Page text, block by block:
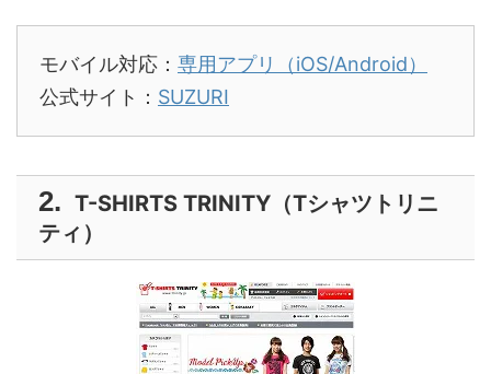
モバイル対応： 専用アプリ（iOS/Android）
公式サイト： SUZURI
T-SHIRTS TRINITY（Tシャツトリニ
ティ）